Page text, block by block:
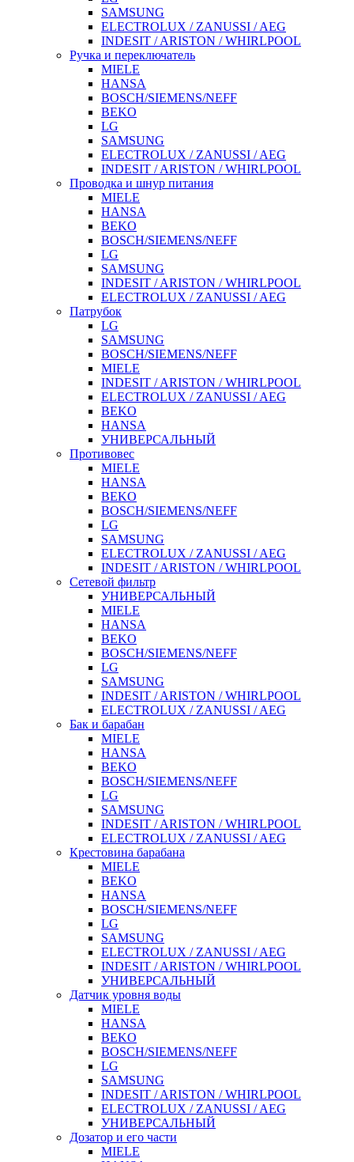
SAMSUNG
ELECTROLUX / ZANUSSI / AEG
INDESIT / ARISTON / WHIRLPOOL
Ручка и переключатель
MIELE
HANSA
BOSCH/SIEMENS/NEFF
BEKO
LG
SAMSUNG
ELECTROLUX / ZANUSSI / AEG
INDESIT / ARISTON / WHIRLPOOL
Проводка и шнур питания
MIELE
HANSA
BEKO
BOSCH/SIEMENS/NEFF
LG
SAMSUNG
INDESIT / ARISTON / WHIRLPOOL
ELECTROLUX / ZANUSSI / AEG
Патрубок
LG
SAMSUNG
BOSCH/SIEMENS/NEFF
MIELE
INDESIT / ARISTON / WHIRLPOOL
ELECTROLUX / ZANUSSI / AEG
BEKO
HANSA
УНИВЕРСАЛЬНЫЙ
Противовес
MIELE
HANSA
BEKO
BOSCH/SIEMENS/NEFF
LG
SAMSUNG
ELECTROLUX / ZANUSSI / AEG
INDESIT / ARISTON / WHIRLPOOL
Сетевой фильтр
УНИВЕРСАЛЬНЫЙ
MIELE
HANSA
BEKO
BOSCH/SIEMENS/NEFF
LG
SAMSUNG
INDESIT / ARISTON / WHIRLPOOL
ELECTROLUX / ZANUSSI / AEG
Бак и барабан
MIELE
HANSA
BEKO
BOSCH/SIEMENS/NEFF
LG
SAMSUNG
INDESIT / ARISTON / WHIRLPOOL
ELECTROLUX / ZANUSSI / AEG
Крестовина барабана
MIELE
BEKO
HANSA
BOSCH/SIEMENS/NEFF
LG
SAMSUNG
ELECTROLUX / ZANUSSI / AEG
INDESIT / ARISTON / WHIRLPOOL
УНИВЕРСАЛЬНЫЙ
Датчик уровня воды
MIELE
HANSA
BEKO
BOSCH/SIEMENS/NEFF
LG
SAMSUNG
INDESIT / ARISTON / WHIRLPOOL
ELECTROLUX / ZANUSSI / AEG
УНИВЕРСАЛЬНЫЙ
Дозатор и его части
MIELE